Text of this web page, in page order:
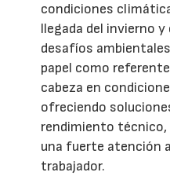
condiciones
llegada del invierno
desafíos
papel como
cabeza en
ofreciendo
rendimiento
una fuerte atención
trabajador.